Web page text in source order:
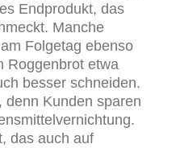
Endprodukt, das
Manche
Folgetag ebenso
Roggenbrot etwa
besser schneiden.
denn Kunden sparen
das auch auf